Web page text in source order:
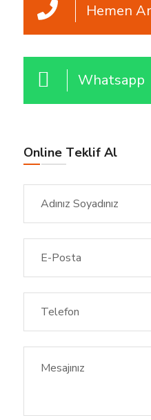
Hemen
Whatsapp
Online Teklif Al